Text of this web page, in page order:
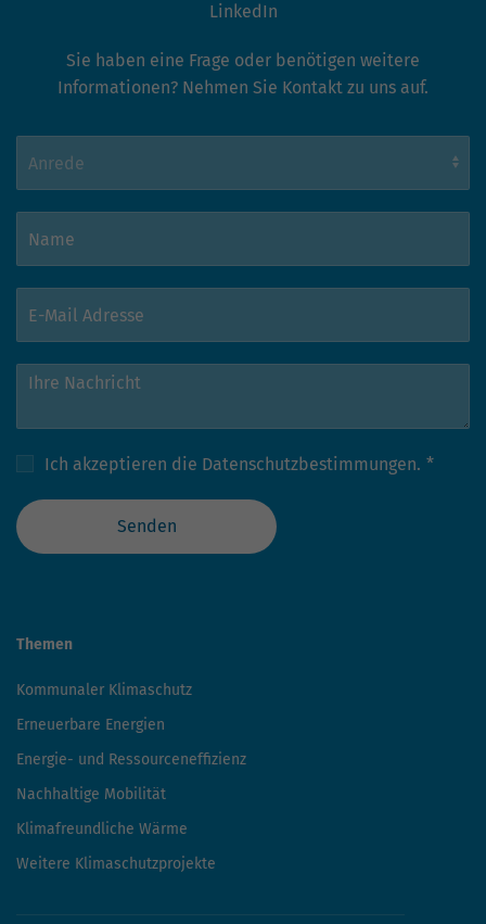
LinkedIn
Sie haben eine Frage oder benötigen weitere
Informationen? Nehmen Sie Kontakt zu uns auf.
Ich akzeptieren die Datenschutzbestimmungen. *
Senden
Themen
Kommunaler Klimaschutz
Erneuerbare Energien
Energie- und Ressourceneffizienz
Nachhaltige Mobilität
Klimafreundliche Wärme
Weitere Klimaschutzprojekte